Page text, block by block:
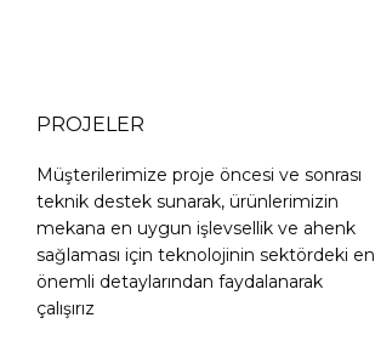
PROJELER
Müşterilerimize proje öncesi ve sonrası
teknik destek sunarak, ürünlerimizin
mekana en uygun işlevsellik ve ahenk
sağlaması için teknolojinin sektördeki en
önemli detaylarından faydalanarak
çalışırız